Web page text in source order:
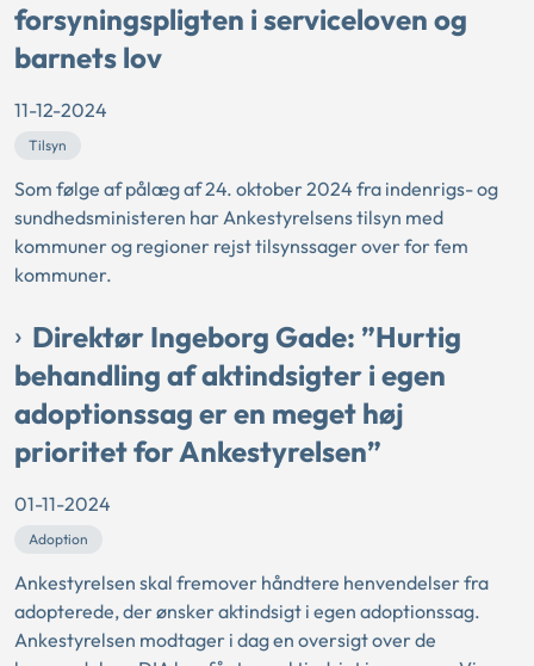
forsyningspligten i serviceloven og
barnets lov
11-12-2024
Tilsyn
Som følge af pålæg af 24. oktober 2024 fra indenrigs- og
sundhedsministeren har Ankestyrelsens tilsyn med
kommuner og regioner rejst tilsynssager over for fem
kommuner.
Direktør Ingeborg Gade: ”Hurtig
behandling af aktindsigter i egen
adoptionssag er en meget høj
prioritet for Ankestyrelsen”
01-11-2024
Adoption
Ankestyrelsen skal fremover håndtere henvendelser fra
adopterede, der ønsker aktindsigt i egen adoptionssag.
Ankestyrelsen modtager i dag en oversigt over de